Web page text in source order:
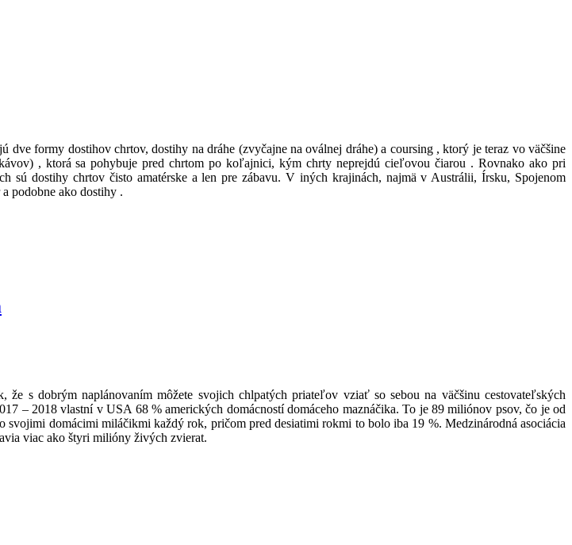
formy dostihov chrtov, dostihy na dráhe (zvyčajne na oválnej dráhe) a coursing , ktorý je teraz vo väčšine
, ktorá sa pohybuje pred chrtom po koľajnici, kým chrty neprejdú cieľovou čiarou . Rovnako ako pri
sú dostihy chrtov čisto amatérske a len pre zábavu. V iných krajinách, najmä v Austrálii, Írsku, Spojenom
podobne ako dostihy .
s dobrým naplánovaním môžete svojich chlpatých priateľov vziať so sebou na väčšinu cestovateľských
– 2018 vlastní v USA 68 % amerických domácností domáceho maznáčika. To je 89 miliónov psov, čo je od
domácimi miláčikmi každý rok, pričom pred desiatimi rokmi to bolo iba 19 %. Medzinárodná asociácia
viac ako štyri milióny živých zvierat.